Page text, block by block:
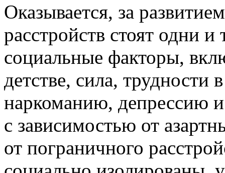
Оказывается, за
расстройств стоят одни
социальные факторы,
детстве, сила,
наркоманию, депрессию
с зависимостью от
от пограничного